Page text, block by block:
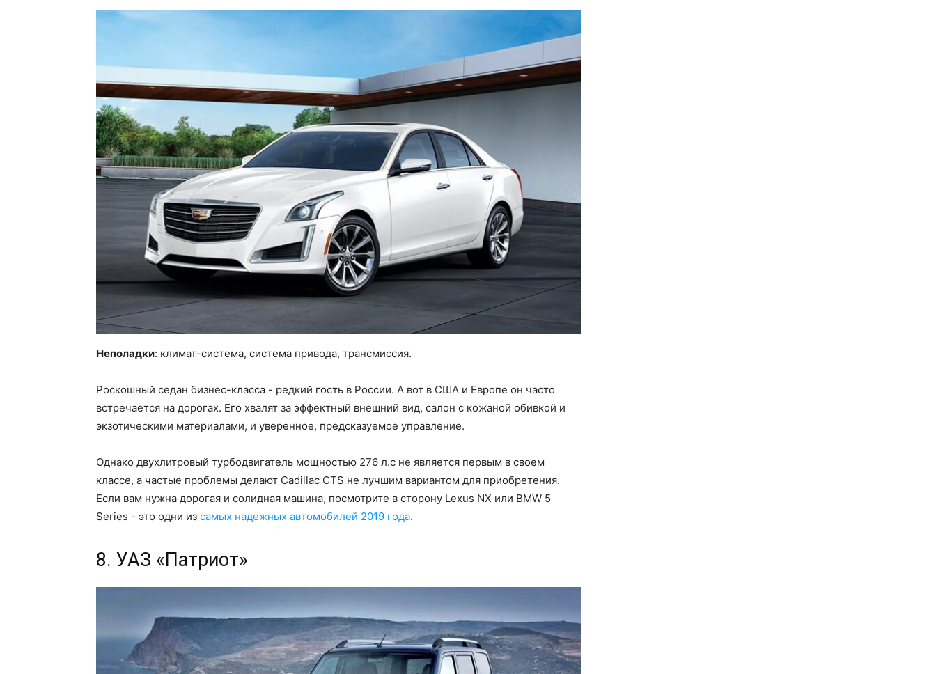
Неполадки: климат-система, система привода, трансмиссия.
Роскошный седан бизнес-класса - редкий гость в России. А вот в США и Европе он часто
встречается на дорогах. Его хвалят за эффектный внешний вид, салон с кожаной обивкой и
экзотическими материалами, и уверенное, предсказуемое управление.
Однако двухлитровый турбодвигатель мощностью 276 л.с не является первым в своем
классе, а частые проблемы делают Cadillac CTS не лучшим вариантом для приобретения.
Если вам нужна дорогая и солидная машина, посмотрите в сторону Lexus NX или BMW 5
Series - это одни из самых надежных автомобилей 2019 года.
8. УАЗ «Патриот»